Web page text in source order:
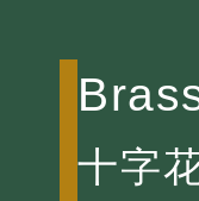
十字